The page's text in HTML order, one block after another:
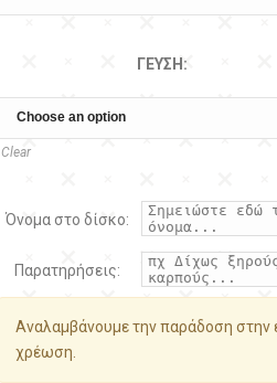
ΓΕΎΣΗ:
Clear
Όνομα στο δίσκο:
Παρατηρήσεις:
Αναλαμβάνουμε την παράδοση στην
χρέωση.